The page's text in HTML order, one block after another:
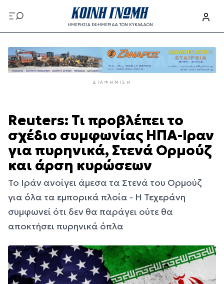
προς
το
περιεχόμενο
ΗΜΕΡΗΣΙΑ ΕΦΗΜΕΡΙΔΑ ΤΩΝ ΚΥΚΛΑΔΩΝ
προς
το
κυρίως
ΔΙΑΦΉΜΙΣΗ
Reuters: Τι προβλέπει το
σχέδιο συμφωνίας ΗΠΑ-Ιραν
για πυρηνικά, Στενά Ορμούζ
και άρση κυρώσεων
Το Ιράν ανοίγει άμεσα τα Στενά του Ορμούζ
για όλα τα εμπορικά πλοία - H Τεχεράνη
συμφωνεί ότι δεν θα παράγει ούτε θα
αποκτήσει πυρηνικά όπλα